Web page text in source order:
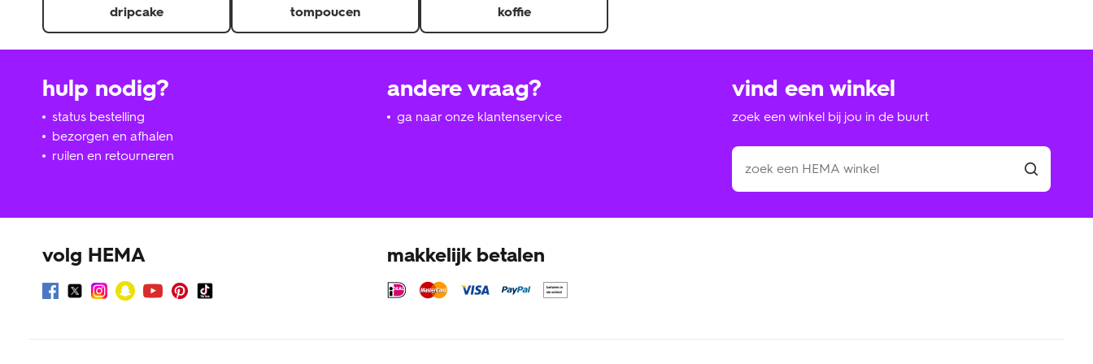
dripcake tompoucen koffie
hulp nodig?
status bestelling
bezorgen en afhalen
ruilen en retourneren
andere vraag?
ga naar onze klantenservice
vind een winkel
zoek een winkel bij jou in de buurt
volg HEMA makkelijk betalen